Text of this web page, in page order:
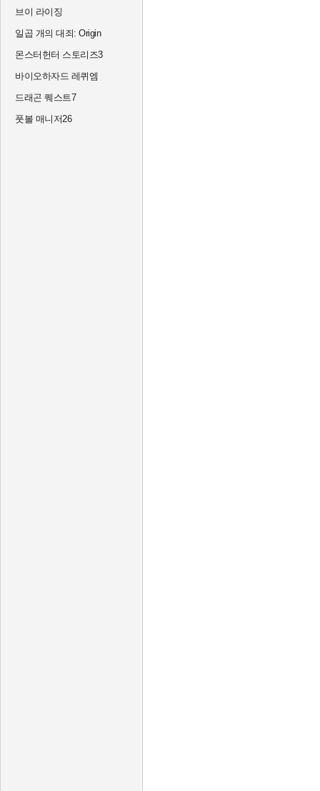
브이 라이징
일곱 개의 대죄: Origin
몬스터헌터 스토리즈3
바이오하자드 레퀴엠
드래곤 퀘스트7
풋볼 매니저26